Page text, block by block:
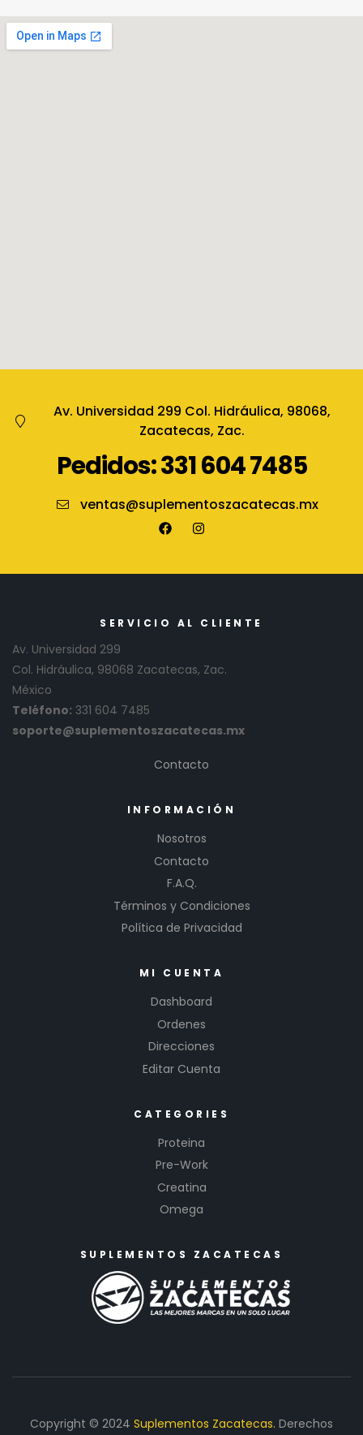
Av. Universidad 299 Col. Hidráulica, 98068,
Zacatecas, Zac.
Pedidos: 331 604 7485
ventas@suplementoszacatecas.mx
SERVICIO AL CLIENTE
Av. Universidad 299
Col. Hidráulica, 98068 Zacatecas, Zac.
México
Teléfono: 331 604 7485
soporte@suplementoszacatecas.mx
Contacto
INFORMACIÓN
Nosotros
Contacto
F.A.Q.
Términos y Condiciones
Política de Privacidad
MI CUENTA
Dashboard
Ordenes
Direcciones
Editar Cuenta
CATEGORIES
Proteina
Pre-Work
Creatina
Omega
SUPLEMENTOS ZACATECAS
Copyright © 2024 Suplementos Zacatecas. Derechos